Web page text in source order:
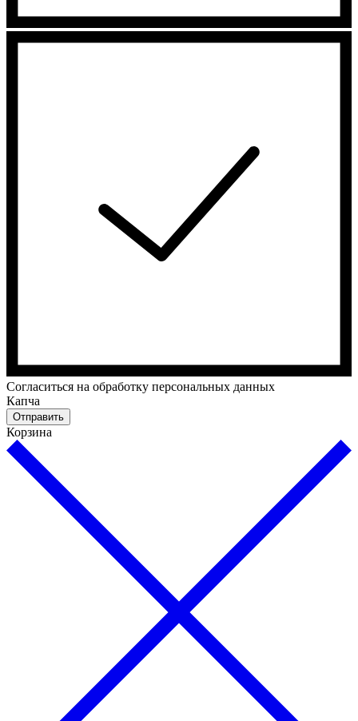
Cогласиться на обработку персональных данных
Капча
Отправить
Корзина